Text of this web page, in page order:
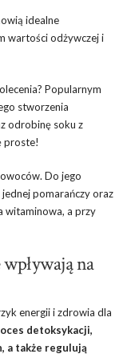
idealne
wartości odżywczej i
Popularnym
stworzenia
odrobinę soku z
proste!
Do jego
pomarańczy oraz
witaminowa, a przy
na
energii i zdrowia dla
detoksykacji,
a także regulują